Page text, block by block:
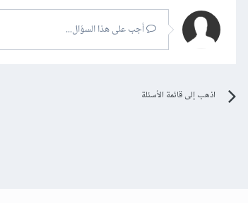
أجب على هذا السؤال...
اذهب إلى قائمة الأسئلة